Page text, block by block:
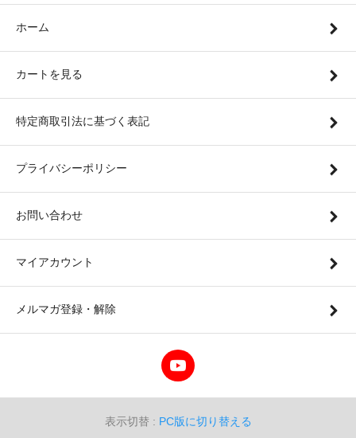
ホーム
カートを見る
特定商取引法に基づく表記
プライバシーポリシー
お問い合わせ
マイアカウント
メルマガ登録・解除
表示切替 : PC版に切り替える